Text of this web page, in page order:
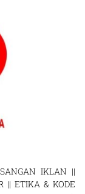
IKLAN ||
||ETIKA & KODE